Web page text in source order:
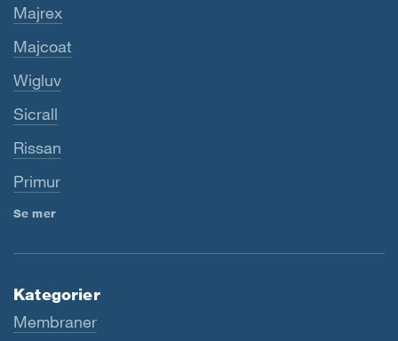
Majrex
Majcoat
Wigluv
Sicrall
Rissan
Primur
Se mer
Kategorier
Membraner